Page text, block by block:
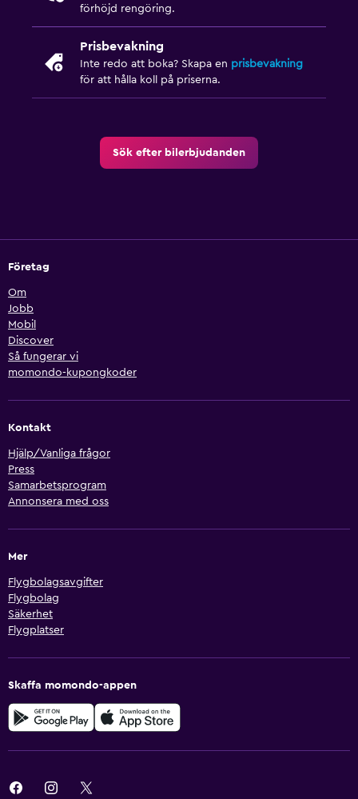
förhöjd rengöring.
Prisbevakning
Inte redo att boka? Skapa en prisbevakning
för att hålla koll på priserna.
Sök efter bilerbjudanden
Företag
Om
Jobb
Mobil
Discover
Så fungerar vi
momondo-kupongkoder
Kontakt
Hjälp/Vanliga frågor
Press
Samarbetsprogram
Annonsera med oss
Mer
Flygbolagsavgifter
Flygbolag
Säkerhet
Flygplatser
Skaffa momondo-appen